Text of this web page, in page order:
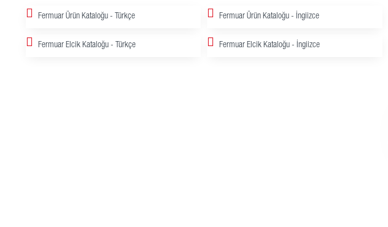
Fermuar Ürün Kataloğu - Türkçe Fermuar Ürün Kataloğu - İngiizce
Fermuar Elcik Kataloğu - Türkçe Fermuar Elcik Kataloğu - İngiizce